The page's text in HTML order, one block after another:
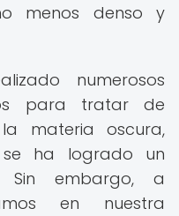
menos denso y
numerosos
para tratar de
materia oscura,
ha logrado un
Sin embargo, a
en nuestra